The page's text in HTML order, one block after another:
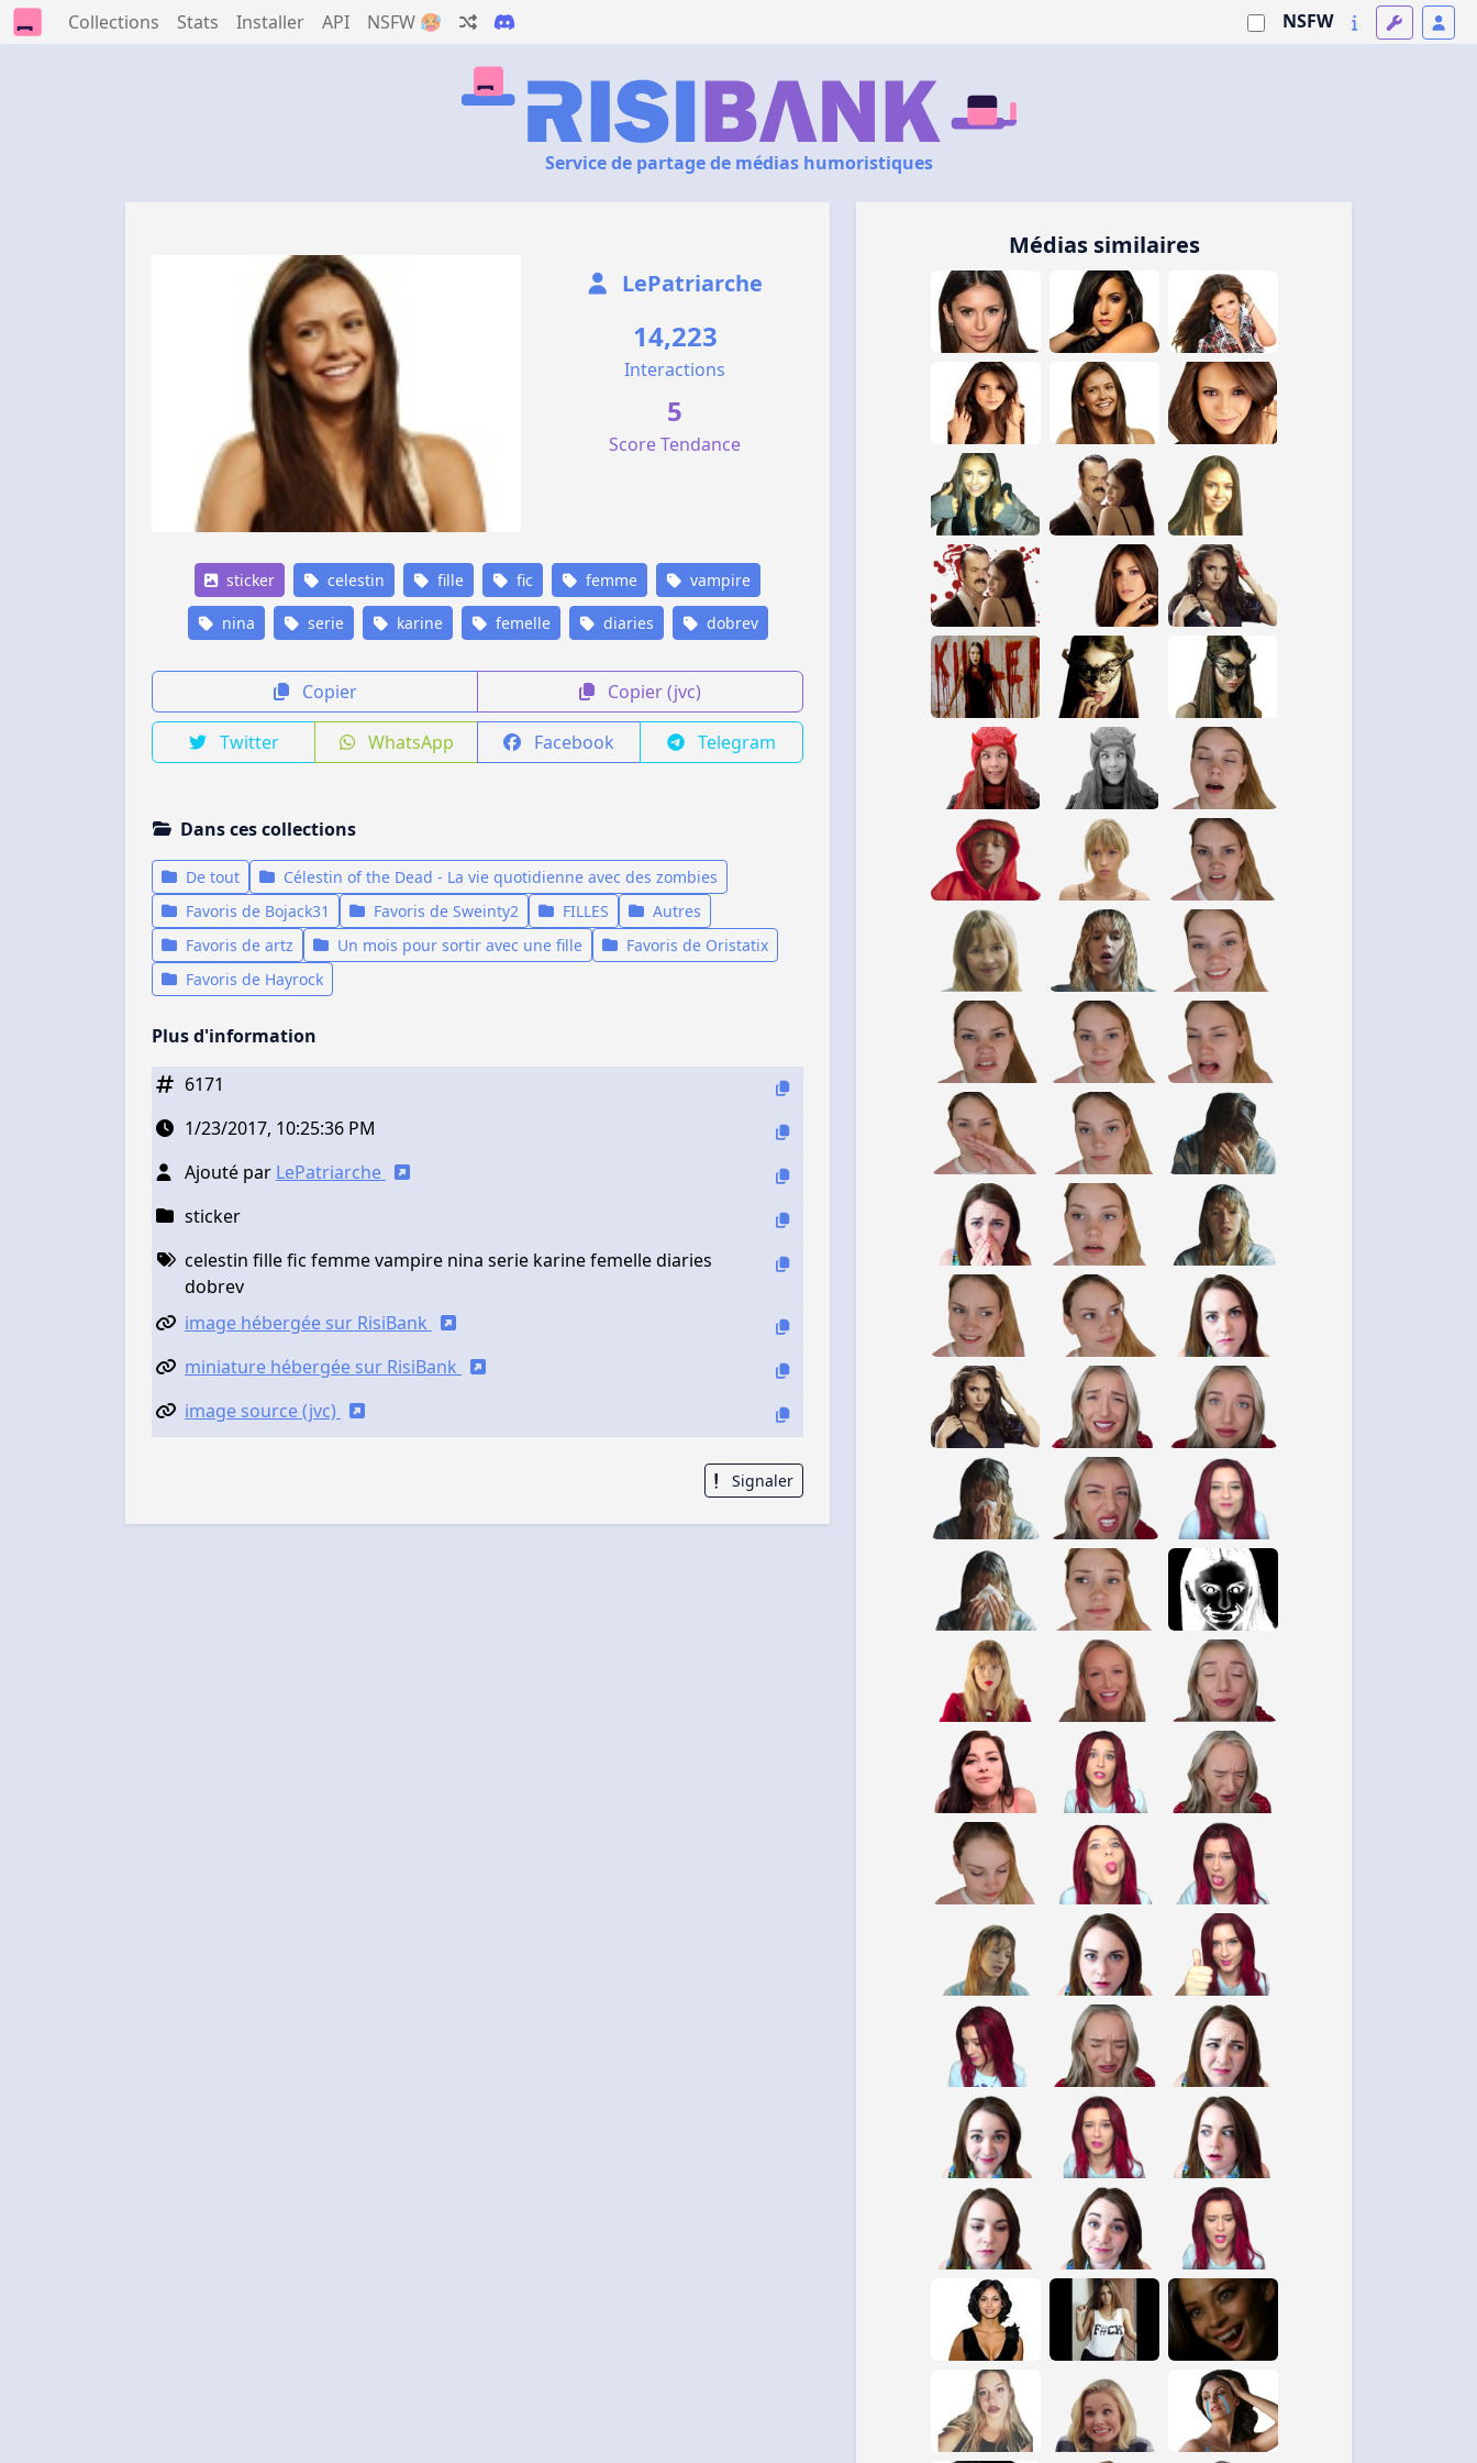
Collections Stats Installer API NSFW 🥵 NSFW
Service de partage de médias humoristiques
LePatriarche
14,223
Interactions
5
Score Tendance
sticker celestin fille fic femme vampire
nina serie karine femelle diaries dobrev
Copier Copier (jvc)
Twitter WhatsApp Facebook Telegram
Dans ces collections
De tout
Célestin of the Dead - La vie quotidienne avec des zombies
Favoris de Bojack31
Favoris de Sweinty2 FILLES
Autres
Favoris de artz
Un mois pour sortir avec une fille
Favoris de Oristatix
Favoris de Hayrock
Plus d'information
6171
1/23/2017, 10:25:36 PM
Ajouté par LePatriarche
sticker
celestin fille fic femme vampire nina serie karine femelle diaries
dobrev
image hébergée sur RisiBank
miniature hébergée sur RisiBank
image source (jvc)
Signaler
Médias similaires